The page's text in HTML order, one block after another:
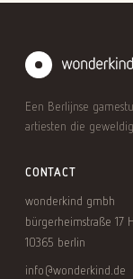
Een Berlijnse
artiesten die
CONTACT
wonderkind gmbh
bürgerheimstraße 17
10365 berlin
info@wonderkind.de